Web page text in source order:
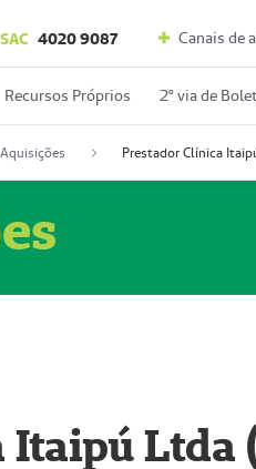
SAC 4020 9087 Canais de
Recursos Próprios 2º via de
Prestador Clínica
Ltda